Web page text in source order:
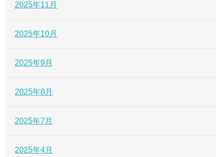
2025年11月
2025年10月
2025年9月
2025年8月
2025年7月
2025年4月